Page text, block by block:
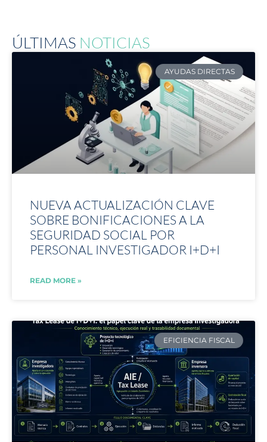
ÚLTIMAS NOTICIAS
AYUDAS DIRECTAS
NUEVA ACTUALIZACIÓN CLAVE
SOBRE BONIFICACIONES A LA
SEGURIDAD SOCIAL POR
PERSONAL INVESTIGADOR I+D+I
READ MORE »
EFICIENCIA FISCAL